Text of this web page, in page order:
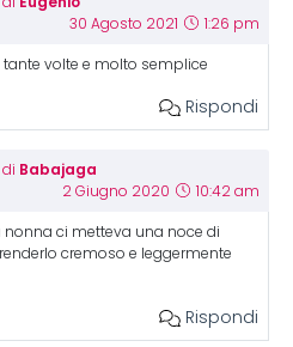
30 Agosto 2021 1:26 pm
volte e molto semplice
Rispondi
Babajaga
2 Giugno 2020 10:42 am
nonna ci metteva una noce di
cremoso e leggermente
Rispondi